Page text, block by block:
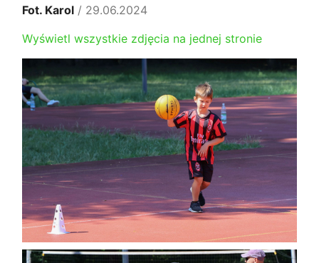
Fot. Karol / 29.06.2024
Wyświetl wszystkie zdjęcia na jednej stronie